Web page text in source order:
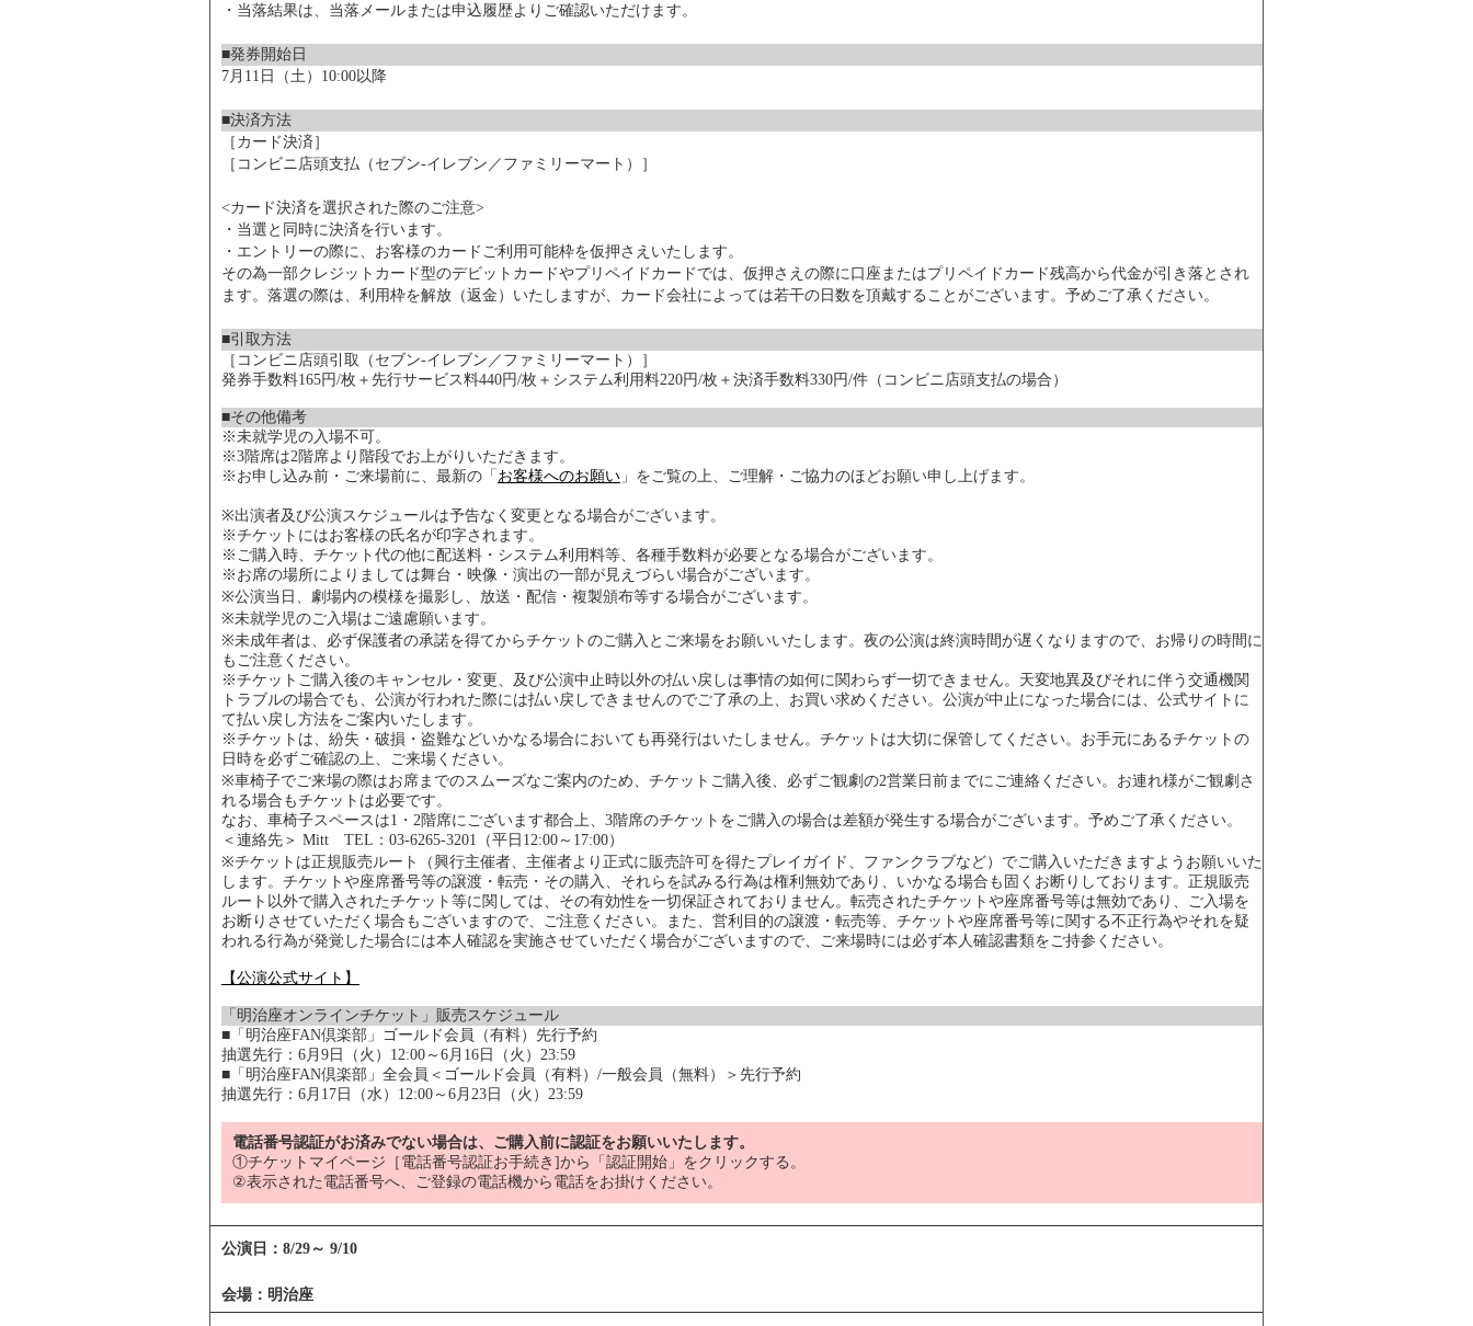
・当落結果は、当落メールまたは申込履歴よりご確認いただけます。
■発券開始日
7月11日（土）10:00以降
■決済方法
［カード決済］
［コンビニ店頭支払（セブン-イレブン／ファミリーマート）］
<カード決済を選択された際のご注意>
・当選と同時に決済を行います。
・エントリーの際に、お客様のカードご利用可能枠を仮押さえいたします。
その為一部クレジットカード型のデビットカードやプリペイドカードでは、仮押さえの際に口座またはプリペイドカード残高から代金が引き落とされ
ます。落選の際は、利用枠を解放（返金）いたしますが、カード会社によっては若干の日数を頂戴することがございます。予めご了承ください。
■引取方法
［コンビニ店頭引取（セブン-イレブン／ファミリーマート）］
発券手数料165円/枚＋先行サービス料440円/枚＋システム利用料220円/枚＋決済手数料330円/件（コンビニ店頭支払の場合）
■その他備考
※未就学児の入場不可。
※3階席は2階席より階段でお上がりいただきます。
※お申し込み前・ご来場前に、最新の「 お客様へのお願い 」をご覧の上、ご理解・ご協力のほどお願い申し上げます。
※出演者及び公演スケジュールは予告なく変更となる場合がございます。
※チケットにはお客様の氏名が印字されます。
※ご購入時、チケット代の他に配送料・システム利用料等、各種手数料が必要となる場合がございます。
※お席の場所によりましては舞台・映像・演出の一部が見えづらい場合がございます。
※公演当日、劇場内の模様を撮影し、放送・配信・複製頒布等する場合がございます。
※未就学児のご入場はご遠慮願います。
※未成年者は、必ず保護者の承諾を得てからチケットのご購入とご来場をお願いいたします。夜の公演は終演時間が遅くなりますので、お帰りの時間に
もご注意ください。
※チケットご購入後のキャンセル・変更、及び公演中止時以外の払い戻しは事情の如何に関わらず一切できません。天変地異及びそれに伴う交通機関
トラブルの場合でも、公演が行われた際には払い戻しできませんのでご了承の上、お買い求めください。公演が中止になった場合には、公式サイトに
て払い戻し方法をご案内いたします。
※チケットは、紛失・破損・盗難などいかなる場合においても再発行はいたしません。チケットは大切に保管してください。お手元にあるチケットの
日時を必ずご確認の上、ご来場ください。
※車椅子でご来場の際はお席までのスムーズなご案内のため、チケットご購入後、必ずご観劇の2営業日前までにご連絡ください。お連れ様がご観劇さ
れる場合もチケットは必要です。
なお、車椅子スペースは1・2階席にございます都合上、3階席のチケットをご購入の場合は差額が発生する場合がございます。予めご了承ください。
＜連絡先＞ Mitt TEL：03-6265-3201（平日12:00～17:00）
※チケットは正規販売ルート（興行主催者、主催者より正式に販売許可を得たプレイガイド、ファンクラブなど）でご購入いただきますようお願いいた
します。チケットや座席番号等の譲渡・転売・その購入、それらを試みる行為は権利無効であり、いかなる場合も固くお断りしております。正規販売
ルート以外で購入されたチケット等に関しては、その有効性を一切保証されておりません。転売されたチケットや座席番号等は無効であり、ご入場を
お断りさせていただく場合もございますので、ご注意ください。また、営利目的の譲渡・転売等、チケットや座席番号等に関する不正行為やそれを疑
われる行為が発覚した場合には本人確認を実施させていただく場合がございますので、ご来場時には必ず本人確認書類をご持参ください。
【公演公式サイト】
「明治座オンラインチケット」販売スケジュール
■「明治座FAN倶楽部」ゴールド会員（有料）先行予約
抽選先行：6月9日（火）12:00～6月16日（火）23:59
■「明治座FAN倶楽部」全会員＜ゴールド会員（有料）/一般会員（無料）＞先行予約
抽選先行：6月17日（水）12:00～6月23日（火）23:59
電話番号認証がお済みでない場合は、ご購入前に認証をお願いいたします。
①チケットマイページ［電話番号認証お手続き]から「認証開始」をクリックする。
②表示された電話番号へ、ご登録の電話機から電話をお掛けください。
公演日： 8/29 ～ 9/10
会場： 明治座